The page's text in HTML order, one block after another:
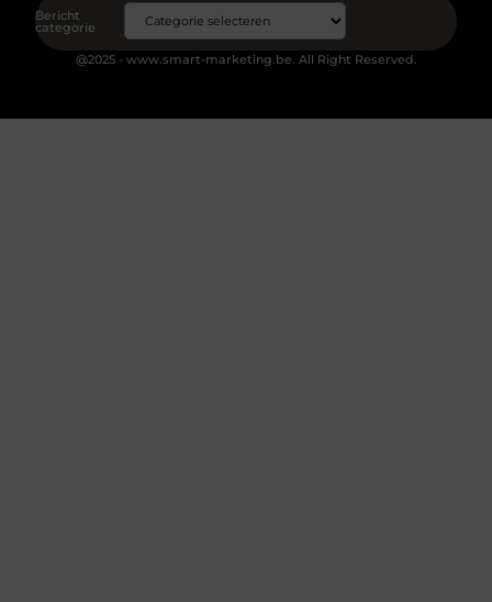
Bericht
categorie
@2025 - www.smart-marketing.be. All Right Reserved.